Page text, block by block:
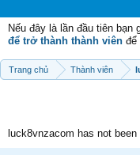
Nếu đây là lần đầu tiên
để trở thành thành viên để
Trang chủ Thành viên
luck8vnzacom has not